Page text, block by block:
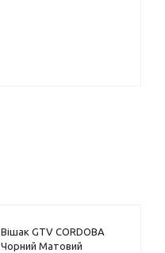
Вішак GTV CORDOBA
Чорний Матовий